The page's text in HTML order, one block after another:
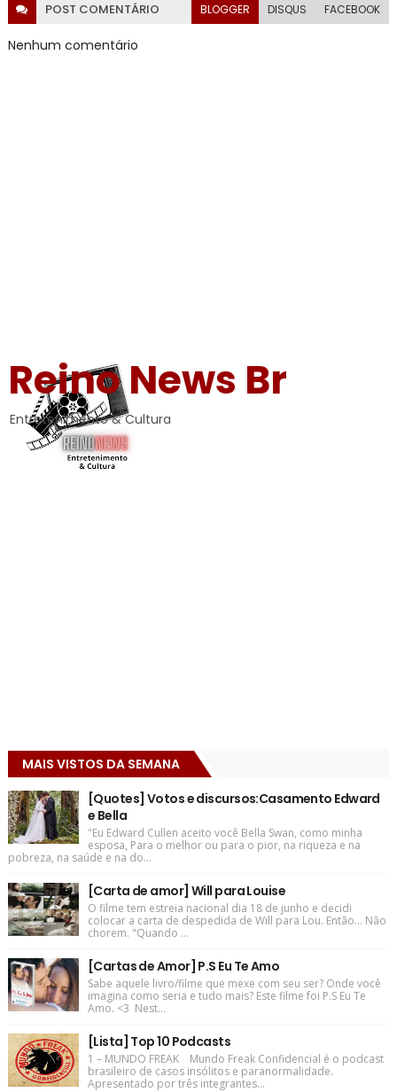
POST COMENTÁRIO BLOGGER DISQUS FACEBOOK
Nenhum comentário
Reino News Br
Entretenimento & Cultura
MAIS VISTOS DA SEMANA
[Quotes] Votos e discursos:Casamento Edward
e Bella
"Eu Edward Cullen aceito você Bella Swan, como minha
esposa, Para o melhor ou para o pior, na riqueza e na
pobreza, na saúde e na do...
[Carta de amor] Will para Louise
O filme tem estreia nacional dia 18 de junho e decidi
colocar a carta de despedida de Will para Lou. Então... Não
chorem. "Quando ...
[Cartas de Amor] P.S Eu Te Amo
Sabe aquele livro/filme que mexe com seu ser? Onde você
imagina como seria e tudo mais? Este filme foi P.S Eu Te
Amo. <3 Nest...
[Lista] Top 10 Podcasts
1 – MUNDO FREAK Mundo Freak Confidencial é o podcast
brasileiro de casos insólitos e paranormalidade.
Apresentado por três integrantes...